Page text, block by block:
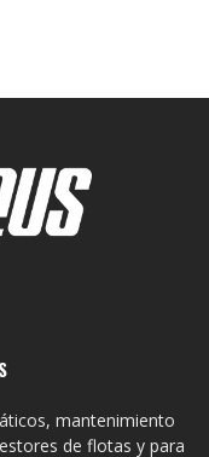
mantenimiento
de flotas y para